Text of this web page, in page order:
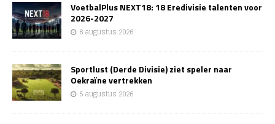
VoetbalPlus NEXT18: 18 Eredivisie talenten voor
2026-2027
6 augustus 2026
Sportlust (Derde Divisie) ziet speler naar
Oekraïne vertrekken
5 augustus 2026